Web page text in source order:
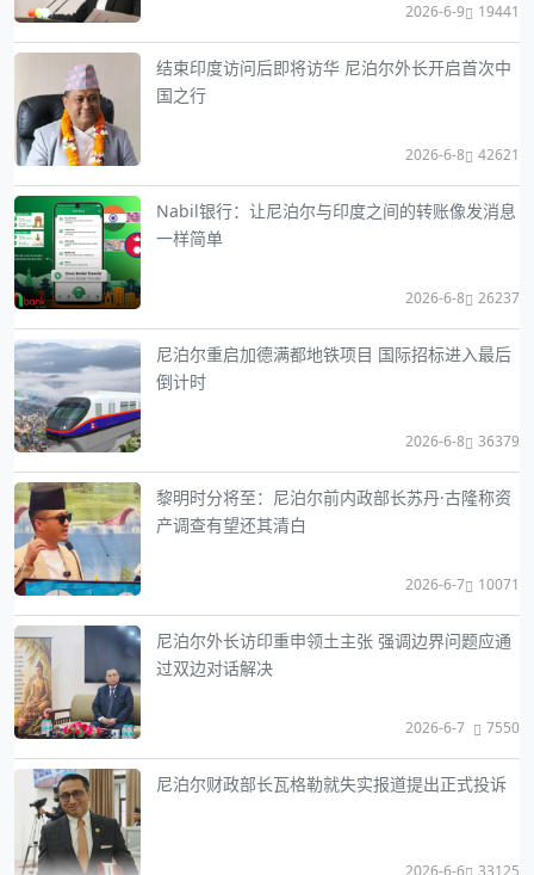
2026-6-9 19441
结束印度访问后即将访华 尼泊尔外长开启首次中
国之行
2026-6-8 42621
Nabil银行：让尼泊尔与印度之间的转账像发消息
一样简单
2026-6-8 26237
尼泊尔重启加德满都地铁项目 国际招标进入最后
倒计时
2026-6-8 36379
黎明时分将至：尼泊尔前内政部长苏丹·古隆称资
产调查有望还其清白
2026-6-7 10071
尼泊尔外长访印重申领土主张 强调边界问题应通
过双边对话解决
2026-6-7 7550
尼泊尔财政部长瓦格勒就失实报道提出正式投诉